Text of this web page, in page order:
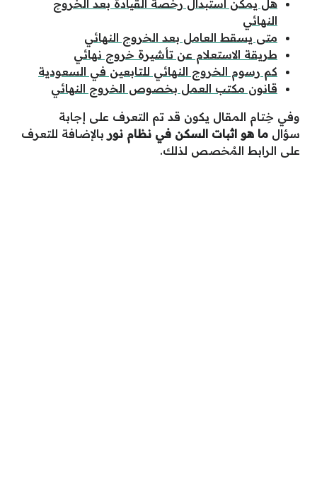
هل يمكن استبدال رخصة القيادة بعد الخروج
النهائي
متى يسقط العامل بعد الخروج النهائي
طريقة الاستعلام عن تأشيرة خروج نهائي
كم رسوم الخروج النهائي للتابعين في السعودية
قانون مكتب العمل بخصوص الخروج النهائي
وفي خِتام المقال يكون قد تم التعرف على إجابة
سؤال ما هو اثبات السكن في نظام نور بالإضافة للتعرف
على الرابط المُخصص لذلك.